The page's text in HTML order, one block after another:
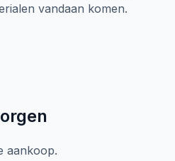
vandaan komen.
aankoop.